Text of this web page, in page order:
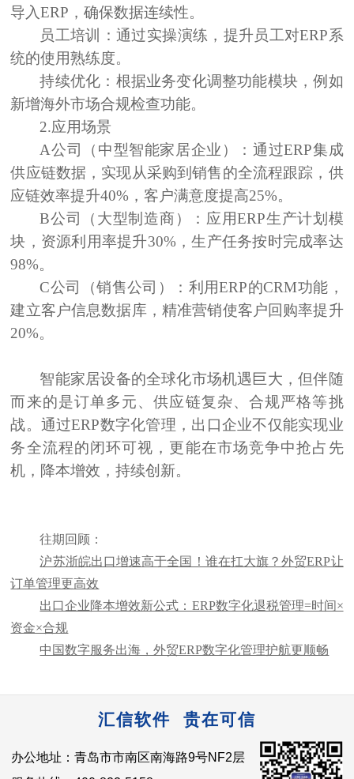
导入ERP，确保数据连续性。
员工培训：通过实操演练，提升员工对ERP系
统的使用熟练度。
持续优化： 根据业务变化调整功能模块，例如
新增海外市场合规检查功能。
2.应用场景
A公司（中型智能家居企业）：通过ERP集成
供应链数据，实现从采购到销售的全流程跟踪，供
应链效率提升40%，客户满意度提高25%。
B公司（大型制造商）： 应用ERP生产计划模
块，资源利用率提升30%，生产任务按时完成率达
98%。
C公司（销售公司）： 利用ERP的CRM功能，
建立客户信息数据库，精准营销使客户回购率提升
20%。
智能家居设备的全球化市场机遇巨大，但伴随
而来的是订单多元、供应链复杂、合规严格等挑
战。通过ERP数字化管理，出口企业不仅能实现业
务全流程的闭环可视，更能在市场竞争中抢占先
机，降本增效，持续创新。
往期回顾：
沪苏浙皖出口增速高于全国！谁在扛大旗？外贸ERP让
订单管理更高效
出口企业降本增效新公式：ERP数字化退税管理=时间×
资金×合规
中国数字服务出海，外贸ERP数字化管理护航更顺畅
汇信软件 贵在可信
办公地址：青岛市市南区南海路9号NF2层